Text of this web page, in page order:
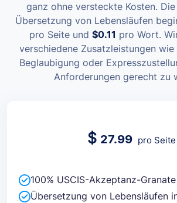
ganz ohne versteckte Kosten.
Übersetzung von Lebensläufen
pro Seite und $0.11 pro Wort.
verschiedene Zusatzleistungen wie
Beglaubigung oder
Anforderungen gerecht zu
$ 27.99 pro Seite
100% USCIS-Akzeptanz-Granate
Übersetzung von Lebensläufen